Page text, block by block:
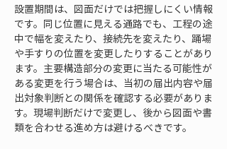
設置期間は、図面だけでは把握しにくい情報
です。同じ位置に見える通路でも、工程の途
中で幅を変えたり、接続先を変えたり、踊場
や手すりの位置を変更したりすることがあり
ます。主要構造部分の変更に当たる可能性が
ある変更を行う場合は、当初の届出内容や届
出対象判断との関係を確認する必要がありま
す。現場判断だけで変更し、後から図面や書
類を合わせる進め方は避けるべきです。